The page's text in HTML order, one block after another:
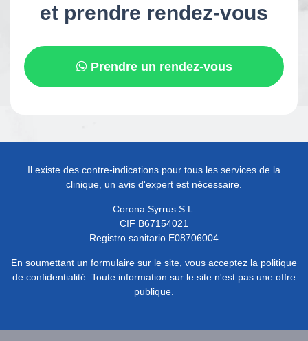
et prendre rendez-vous
Prendre un rendez-vous
Il existe des contre-indications pour tous les services de la
clinique, un avis d'expert est nécessaire.
Corona Syrrus S.L.
CIF B67154021
Registro sanitario E08706004
En soumettant un formulaire sur le site, vous acceptez la politique
de confidentialité. Toute information sur le site n'est pas une offre
publique.